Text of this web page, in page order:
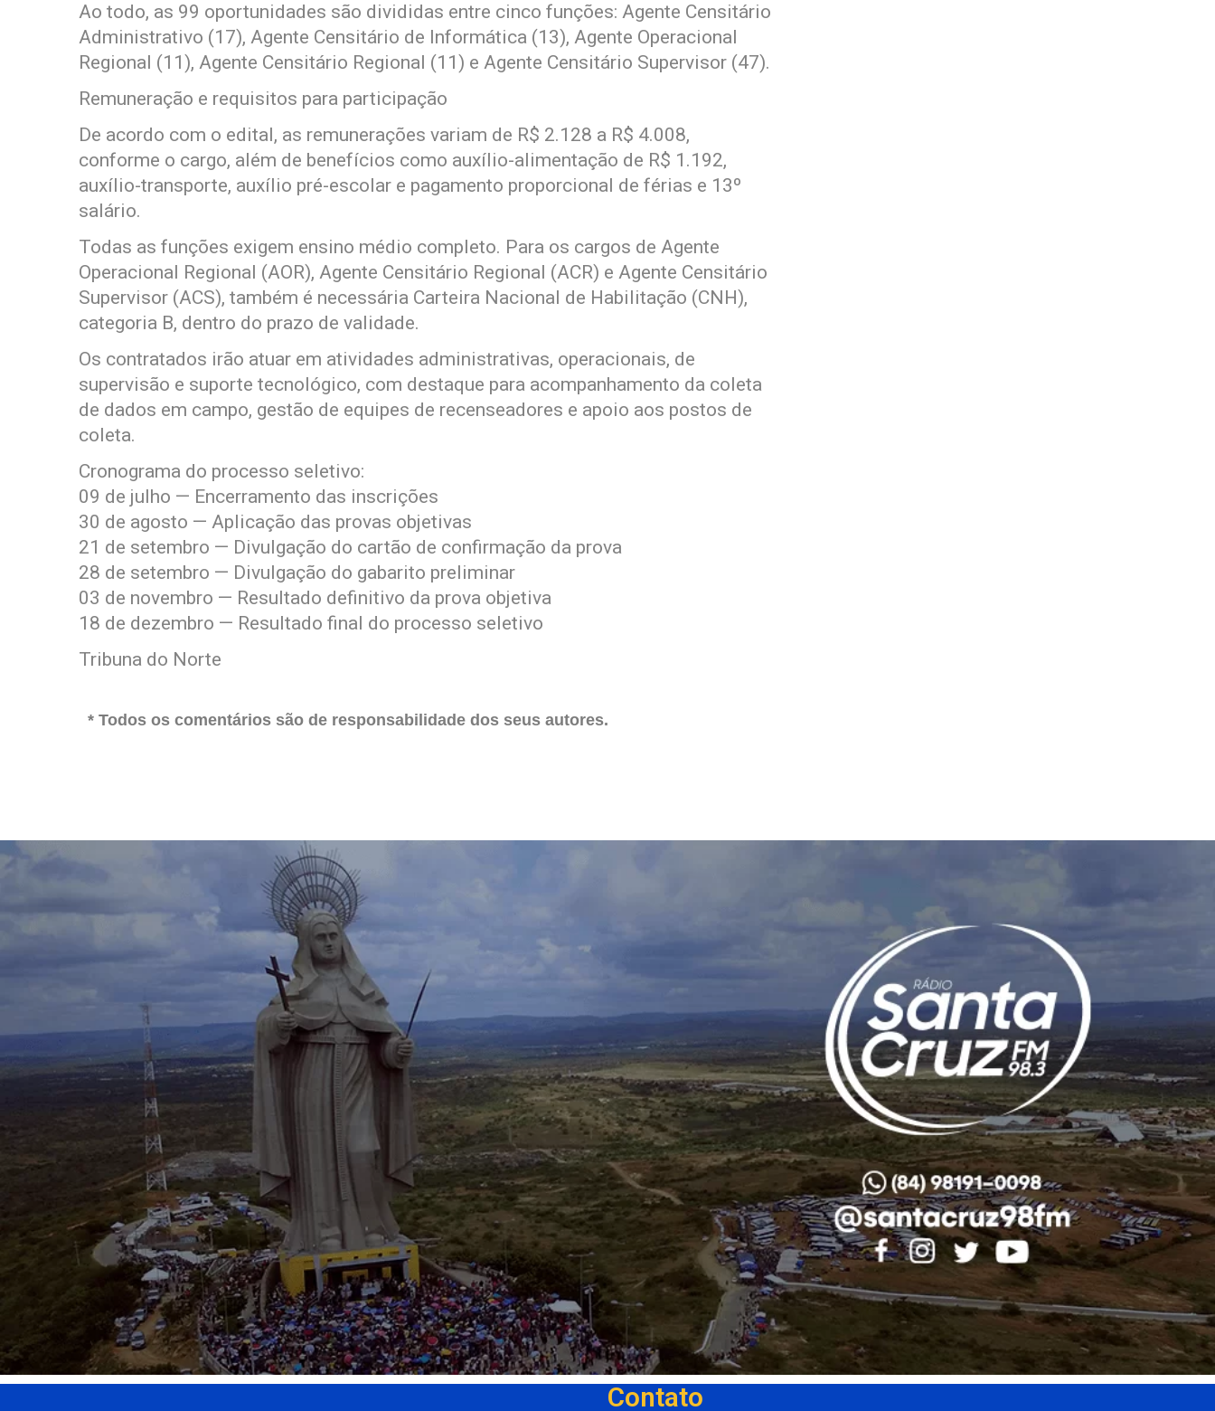
Ao todo, as 99 oportunidades são divididas entre cinco funções: Agente Censitário
Administrativo (17), Agente Censitário de Informática (13), Agente Operacional
Regional (11), Agente Censitário Regional (11) e Agente Censitário Supervisor (47).
Remuneração e requisitos para participação
De acordo com o edital, as remunerações variam de R$ 2.128 a R$ 4.008,
conforme o cargo, além de benefícios como auxílio-alimentação de R$ 1.192,
auxílio-transporte, auxílio pré-escolar e pagamento proporcional de férias e 13º
salário.
Todas as funções exigem ensino médio completo. Para os cargos de Agente
Operacional Regional (AOR), Agente Censitário Regional (ACR) e Agente Censitário
Supervisor (ACS), também é necessária Carteira Nacional de Habilitação (CNH),
categoria B, dentro do prazo de validade.
Os contratados irão atuar em atividades administrativas, operacionais, de
supervisão e suporte tecnológico, com destaque para acompanhamento da coleta
de dados em campo, gestão de equipes de recenseadores e apoio aos postos de
coleta.
Cronograma do processo seletivo:
09 de julho — Encerramento das inscrições
30 de agosto — Aplicação das provas objetivas
21 de setembro — Divulgação do cartão de confirmação da prova
28 de setembro — Divulgação do gabarito preliminar
03 de novembro — Resultado definitivo da prova objetiva
18 de dezembro — Resultado final do processo seletivo
Tribuna do Norte
* Todos os comentários são de responsabilidade dos seus autores.
Contato